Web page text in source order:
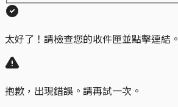
太好了！請檢查您的收件匣並點擊連結。
抱歉，出現錯誤。請再試一次。